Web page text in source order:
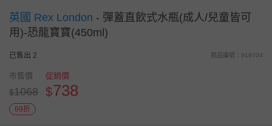
英國 Rex London - 彈蓋直飲式水瓶(成人/兒童皆可
用)-恐龍寶寶(450ml)
已售出 2 商品編號：919704
市售價
$1068
促銷價
$738
69折